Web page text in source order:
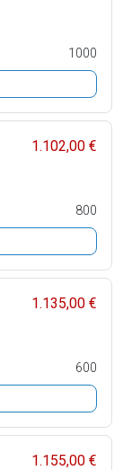
1000
1.102,00 €
800
1.135,00 €
600
1.155,00 €